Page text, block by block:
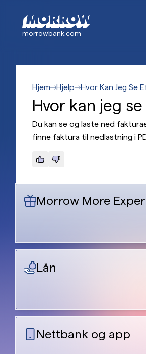
hovedinnhold
morrowbank.com
Hjem Hjelp Hvor Kan Jeg Se
Hvor kan jeg
Du kan se og laste ned
finne faktura til nedlastning i
Morrow More
Lån
Nettbank og app